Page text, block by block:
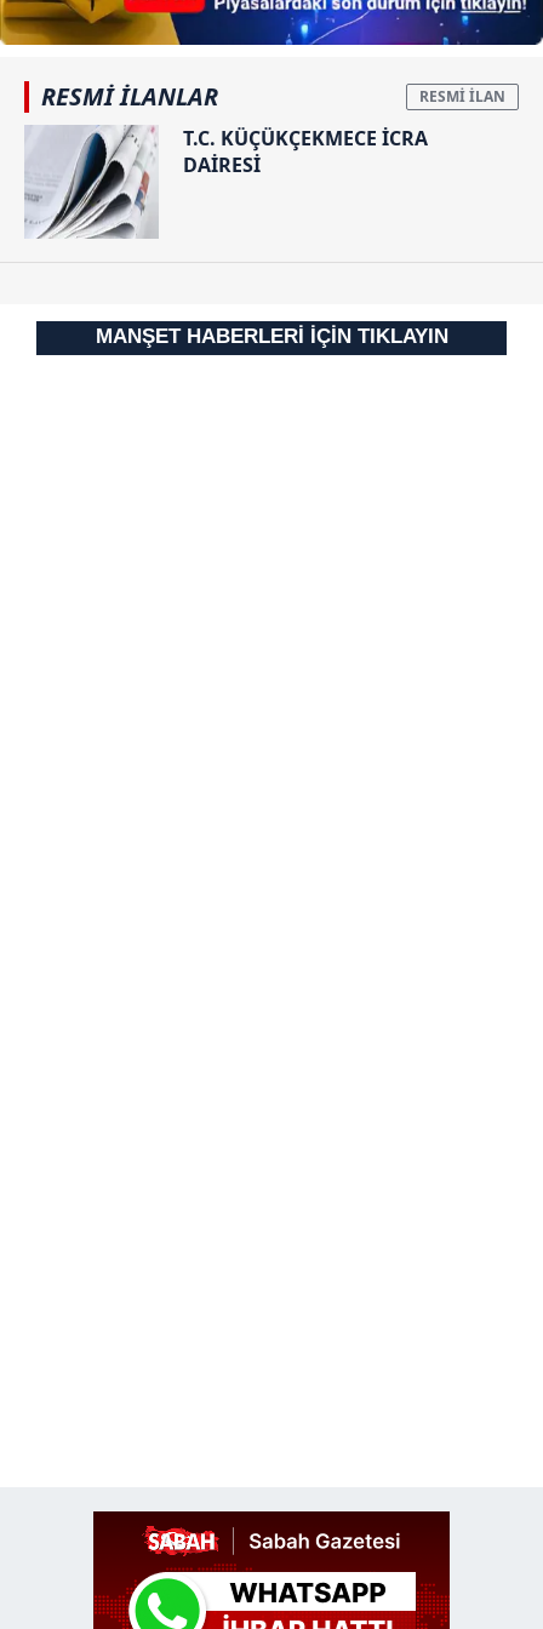
ilgili mevzuata uygun olarak kullanılan çerezlerle ilgili bilgi
almak için lütfentıklayınız.
RESMİ İLANLAR
T.C. KÜÇÜKÇEKMECE İCRA
DAİRESİ
MANŞET HABERLERİ İÇİN TIKLAYIN